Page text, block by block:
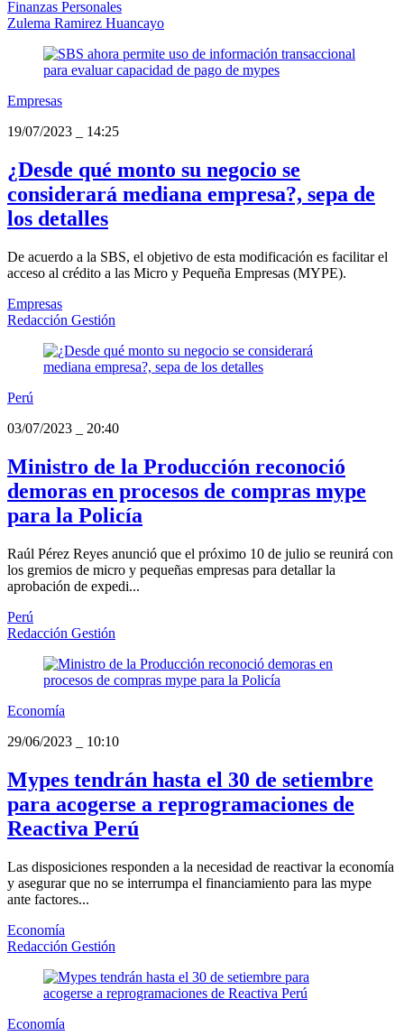
Finanzas Personales
Zulema Ramirez Huancayo
Empresas
19/07/2023
14:25
¿Desde qué monto su negocio se
considerará mediana empresa?, sepa de
los detalles
De acuerdo a la SBS, el objetivo de esta modificación es facilitar el
acceso al crédito a las Micro y Pequeña Empresas (MYPE).
Empresas
Redacción Gestión
Perú
03/07/2023
20:40
Ministro de la Producción reconoció
demoras en procesos de compras mype
para la Policía
Raúl Pérez Reyes anunció que el próximo 10 de julio se reunirá con
los gremios de micro y pequeñas empresas para detallar la
aprobación de expedi...
Perú
Redacción Gestión
Economía
29/06/2023
10:10
Mypes tendrán hasta el 30 de setiembre
para acogerse a reprogramaciones de
Reactiva Perú
Las disposiciones responden a la necesidad de reactivar la economía
y asegurar que no se interrumpa el financiamiento para las mype
ante factores...
Economía
Redacción Gestión
Economía